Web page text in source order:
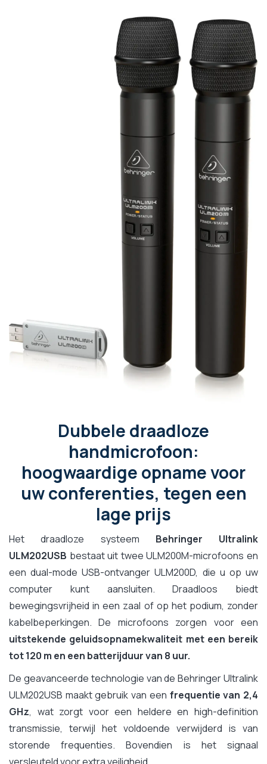
Dubbele draadloze
handmicrofoon:
hoogwaardige opname voor
uw conferenties, tegen een
lage prijs
Het draadloze systeem Behringer Ultralink
ULM202USB bestaat uit twee ULM200M-microfoons en
een dual-mode USB-ontvanger ULM200D, die u op uw
computer kunt aansluiten. Draadloos biedt
bewegingsvrijheid in een zaal of op het podium, zonder
kabelbeperkingen. De microfoons zorgen voor een
uitstekende geluidsopnamekwaliteit met een bereik
tot 120 m en een batterijduur van 8 uur.
De geavanceerde technologie van de Behringer Ultralink
ULM202USB maakt gebruik van een frequentie van 2,4
GHz, wat zorgt voor een heldere en high-definition
transmissie, terwijl het voldoende verwijderd is van
storende frequenties. Bovendien is het signaal